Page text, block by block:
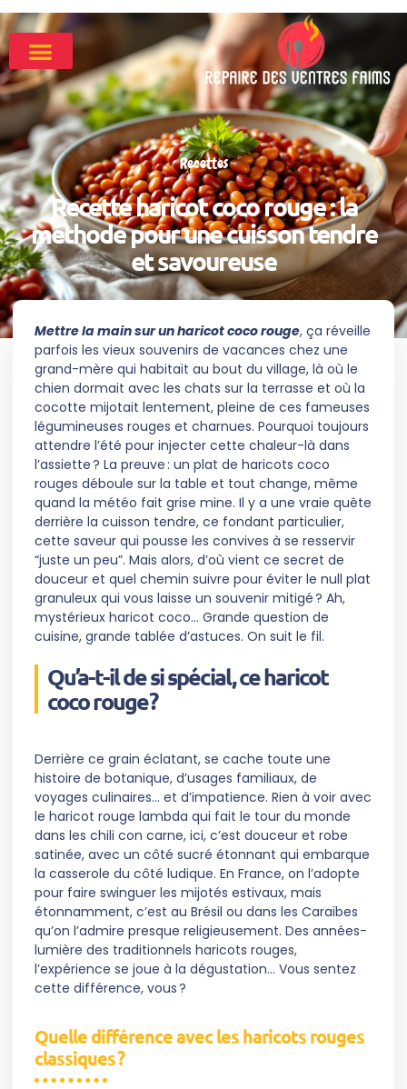
Recettes
Recette haricot coco rouge : la
méthode pour une cuisson tendre
et savoureuse
Mettre la main sur un haricot coco rouge, ça réveille
parfois les vieux souvenirs de vacances chez une
grand-mère qui habitait au bout du village, là où le
chien dormait avec les chats sur la terrasse et où la
cocotte mijotait lentement, pleine de ces fameuses
légumineuses rouges et charnues. Pourquoi toujours
attendre l’été pour injecter cette chaleur-là dans
l’assiette ? La preuve : un plat de haricots coco
rouges déboule sur la table et tout change, même
quand la météo fait grise mine. Il y a une vraie quête
derrière la cuisson tendre, ce fondant particulier,
cette saveur qui pousse les convives à se resservir
“juste un peu”. Mais alors, d’où vient ce secret de
douceur et quel chemin suivre pour éviter le null plat
granuleux qui vous laisse un souvenir mitigé ? Ah,
mystérieux haricot coco… Grande question de
cuisine, grande tablée d’astuces. On suit le fil.
Qu’a-t-il de si spécial, ce haricot
coco rouge ?
Derrière ce grain éclatant, se cache toute une
histoire de botanique, d’usages familiaux, de
voyages culinaires… et d’impatience. Rien à voir avec
le haricot rouge lambda qui fait le tour du monde
dans les chili con carne, ici, c’est douceur et robe
satinée, avec un côté sucré étonnant qui embarque
la casserole du côté ludique. En France, on l’adopte
pour faire swinguer les mijotés estivaux, mais
étonnamment, c’est au Brésil ou dans les Caraïbes
qu’on l’admire presque religieusement. Des années-
lumière des traditionnels haricots rouges,
l’expérience se joue à la dégustation… Vous sentez
cette différence, vous ?
Quelle différence avec les haricots rouges
classiques ?